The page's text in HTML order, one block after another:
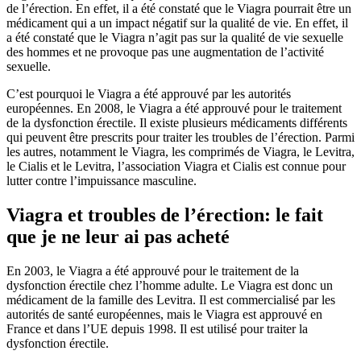
de l’érection. En effet, il a été constaté que le Viagra pourrait être un
médicament qui a un impact négatif sur la qualité de vie. En effet, il
a été constaté que le Viagra n’agit pas sur la qualité de vie sexuelle
des hommes et ne provoque pas une augmentation de l’activité
sexuelle.
C’est pourquoi le Viagra a été approuvé par les autorités
européennes. En 2008, le Viagra a été approuvé pour le traitement
de la dysfonction érectile. Il existe plusieurs médicaments différents
qui peuvent être prescrits pour traiter les troubles de l’érection. Parmi
les autres, notamment le Viagra, les comprimés de Viagra, le Levitra,
le Cialis et le Levitra, l’association Viagra et Cialis est connue pour
lutter contre l’impuissance masculine.
Viagra et troubles de l’érection: le fait
que je ne leur ai pas acheté
En 2003, le Viagra a été approuvé pour le traitement de la
dysfonction érectile chez l’homme adulte. Le Viagra est donc un
médicament de la famille des Levitra. Il est commercialisé par les
autorités de santé européennes, mais le Viagra est approuvé en
France et dans l’UE depuis 1998. Il est utilisé pour traiter la
dysfonction érectile.